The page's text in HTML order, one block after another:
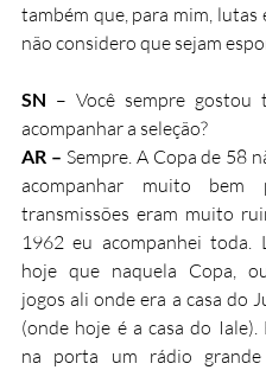
também que, para mim, lutas
não considero que sejam
SN – Você sempre gostou
acompanhar a seleção?
AR – Sempre. A Copa de 58
acompanhar muito bem
transmissões eram muito
1962 eu acompanhei toda.
hoje que naquela Copa,
jogos ali onde era a casa do
(onde hoje é a casa do Iale).
na porta um rádio